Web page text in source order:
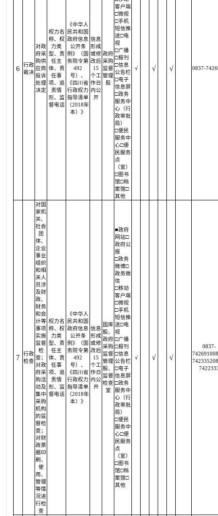
6
行政
裁决
对政
府采
购供
应商
投诉
处理
决定
权力名
称、权
力类
型、责
任主
体、责
任事
项、追
责情
形、监
督电话
《中华人
民共和国
政府信息
公开条
例》（国
务院令第
492
号）、
《四川省
行政权力
指导清单
（2018年
本）》
信息
形成
或修
改后
15
个工
作日
内公
开
政府
采购
监督
管理
股
客户端
□微视
□手机
短信推
送□电
视
□广播
□报刊
□信息
公告栏
□电子
信息屏
□政务
服务中
心（行
政审批
局）
□便民
服务中
心□便
民服务
点
（室）
□图书
馆□档
案馆□
其他
√ √ √ 0837-
7
行政
检查
对国
家机
关、
社会
团
体、
企业
事业
组织
和相
关人
员涉
及财
政、
财务
和会
计等
事项
实施
监督
检
查；
对政
府采
购活
动及
集中
采购
机构
的监
督检
查；
对财
政票
据印
刷、
使
用、
管理
等情
况进
行检
查
权力名
称、权
力类
型、责
任主
体、责
任事
项、追
责情
形、监
督电话
《中华人
民共和国
政府信息
公开条
例》（国
务院令第
492
号）、
《四川省
行政权力
指导清单
（2018年
本）》
信息
形成
或修
改后
15
个工
作日
内公
开
国库
股、
政府
采购
监督
管理
股、
监督
检查
室
■政府
网站□
政府公
报
□政务
微博□
政务微
信
□移动
客户端
□微视
□手机
短信推
送□电
视
□广播
□报刊
□信息
公告栏
□电子
信息屏
□政务
服务中
心（行
政审批
局）
□便民
服务中
心□便
民服务
点
（室）
□图书
馆□档
案馆□
其他
√ √ √
0837-